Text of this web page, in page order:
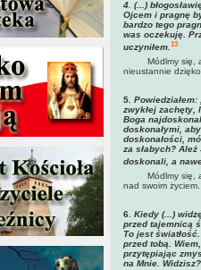
4 (...)
Ojcem i pragnę
bardzo tego
was oczekuję.
uczyniłem. 13
Módlmy się,
nieustannie
5 .
zwykłej zachęty,
Boga
doskonałymi,
doskonałości,
za słabych?
doskonali, a
Módlmy się,
nad swoim
6
Kiedy (...)
przed tajemnicą
To jest
przed tobą.
przytępiając
na Mnie.